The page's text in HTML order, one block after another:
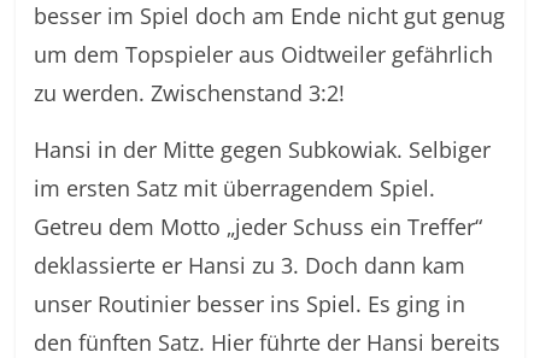
besser im Spiel doch am Ende nicht gut genug
um dem Topspieler aus Oidtweiler gefährlich
zu werden. Zwischenstand 3:2!
Hansi in der Mitte gegen Subkowiak. Selbiger
im ersten Satz mit überragendem Spiel.
Getreu dem Motto „jeder Schuss ein Treffer“
deklassierte er Hansi zu 3. Doch dann kam
unser Routinier besser ins Spiel. Es ging in
den fünften Satz. Hier führte der Hansi bereits